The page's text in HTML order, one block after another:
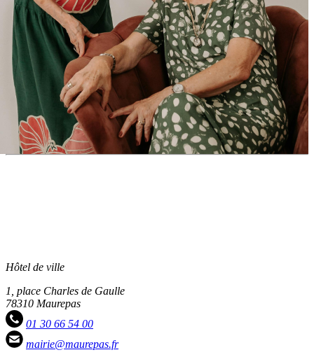
Hôtel de ville
1, place Charles de Gaulle
78310 Maurepas
01 30 66 54 00
mairie@maurepas.fr